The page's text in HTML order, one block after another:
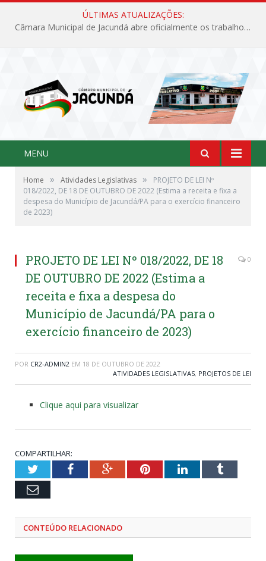
ÚLTIMAS ATUALIZAÇÕES:
Câmara Municipal de Jacundá abre oficialmente os trabalhos legislativos de 2026
MENU
Home » Atividades Legislativas »
PROJETO DE LEI Nº
018/2022, DE 18 DE OUTUBRO DE 2022 (Estima a receita e fixa a
despesa do Município de Jacundá/PA para o exercício financeiro
de 2023)
PROJETO DE LEI Nº 018/2022, DE 18
DE OUTUBRO DE 2022 (Estima a
receita e fixa a despesa do
Município de Jacundá/PA para o
exercício financeiro de 2023)
0
POR CR2-ADMIN2 EM 18 DE OUTUBRO DE 2022
ATIVIDADES LEGISLATIVAS, PROJETOS DE LEI
Clique aqui para visualizar
COMPARTILHAR:
TwitterFacebookGoogle+PinterestLinkedInTumblr
Email
CONTEÚDO RELACIONADO